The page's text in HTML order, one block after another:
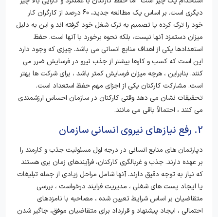
دیگری است. بر اساس یک مطالعه جدید، 60 درصد از کارگران کار
خود را ترک کرده یا تصمیم به ترک شغل خود گرفته اند و این به دلیل
میزان دستمزد آنها نیست، بلکه نحوه برخورد با آنها است. حفظ
استعدادها یکی از اهداف منابع انسانی می باشد. چیزی که وجود دارد
این است که کسب و کارها بیشتر از جذب نیرو در فرسایش ضرر می
کنند. بنابراین ، هرچه میزان فرسایش کمتر باشد ، برای شرکت ها بهتر
است. مشارکت کارکنان یکی از اجزای مهم حفظ استعداد است.
تحقیقات نشان می دهد وقتی کارکنان در سازمان احساس ارزشمندی
می کنند ، احتمالاً باقی می مانند.
2. رفع نیازهای نیروی انسانی سازمان
دپارتمان های منابع انسانی در درجه اول مسئولیت جذب و کارمند را
بر عهده دارند. جذب و غربالگری کارکنان، فرآیندهای زمان بری هستند
که نیاز به توجه دقیق دارند. آنها شامل مراحل زیادی از جمله تبلیغات
یا ایجاد پست های شغلی ، مدیریت فرایند درخواست ، بررسی
متقاضیان بر اساس شرایط تعیین شده ، مصاحبه با نامزدهای
احتمالی ، ایجاد پیشنهاد و قرارداد برای متقاضیان موفق، جاگیر شدن